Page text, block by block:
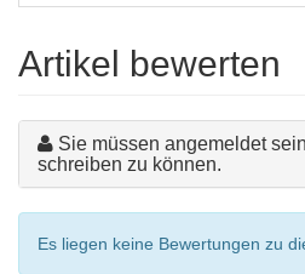
Artikel bewerten
Sie müssen angemeldet
schreiben zu können.
Es liegen keine Bewertungen zu